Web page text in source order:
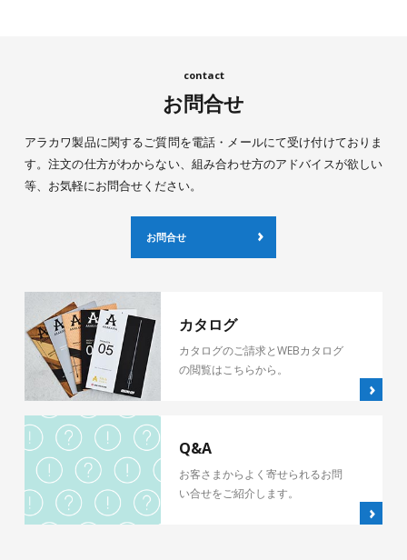
お問合せ
アラカワ製品に関するご質問を電話・メールにて受け付けておりま
す。注文の仕方がわからない、組み合わせ方のアドバイスが欲しい
等、お気軽にお問合せください。
お問合せ
カタログ
カタログのご請求とWEBカタログ
の閲覧はこちらから。
Q&A
お客さまからよく寄せられるお問
い合せをご紹介します。